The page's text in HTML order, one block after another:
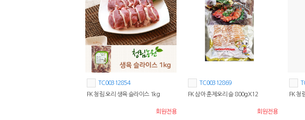
TC00312854
FK 청림 오리 생육 슬라이스 1kg
회원전용
TC00312869
FK 삼아 훈제오리 슬 800gX12
회원전용
FK 청